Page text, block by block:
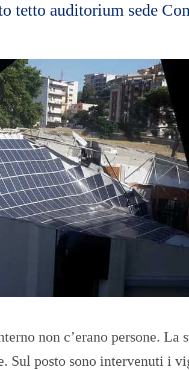
tetto auditorium sede
non c’erano persone. La
Sul posto sono intervenuti i